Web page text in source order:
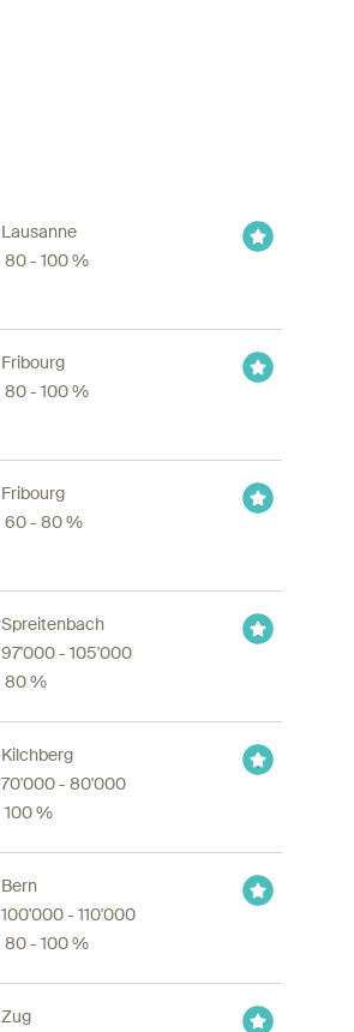
Lausanne
80 - 100 %
Fribourg
80 - 100 %
Fribourg
60 - 80 %
Spreitenbach
97'000 - 105'000
80 %
Kilchberg
70'000 - 80'000
100 %
Bern
100'000 - 110'000
80 - 100 %
Zug